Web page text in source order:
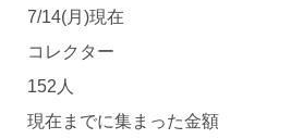
7/14(月)現在
コレクター
152人
現在までに集まった金額